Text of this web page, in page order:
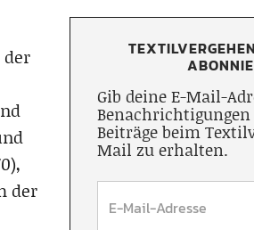
der
der
Gib deine E-Mail-
Benachrichtigungen
Beiträge beim
Mail zu erhalten.